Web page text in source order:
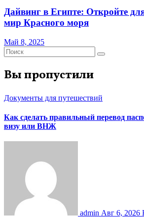
Дайвинг в Египте: Откройте
мир Красного моря
Май 8, 2025
Вы пропустили
Документы для путешествий
Как сделать правильный перевод
визу или ВНЖ
admin Авг 6, 2026